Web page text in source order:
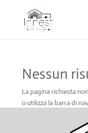
Nessun
La pagina richiesta
o utilizza la barra di